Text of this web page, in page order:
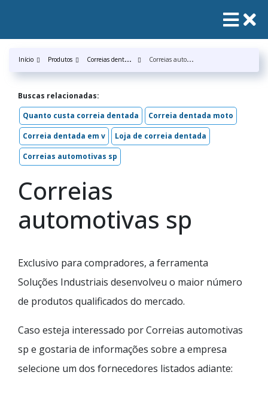
Início Produtos C
orreias dentada C
orreias automotivas sp
Buscas relacionadas:
Quanto custa correia dentada
Correia dentada moto
Correia dentada em v
Loja de correia dentada
Correias automotivas sp
Correias
automotivas sp
Exclusivo para compradores, a ferramenta
Soluções Industriais desenvolveu o maior número
de produtos qualificados do mercado.
Caso esteja interessado por Correias automotivas
sp e gostaria de informações sobre a empresa
selecione um dos fornecedores listados adiante: